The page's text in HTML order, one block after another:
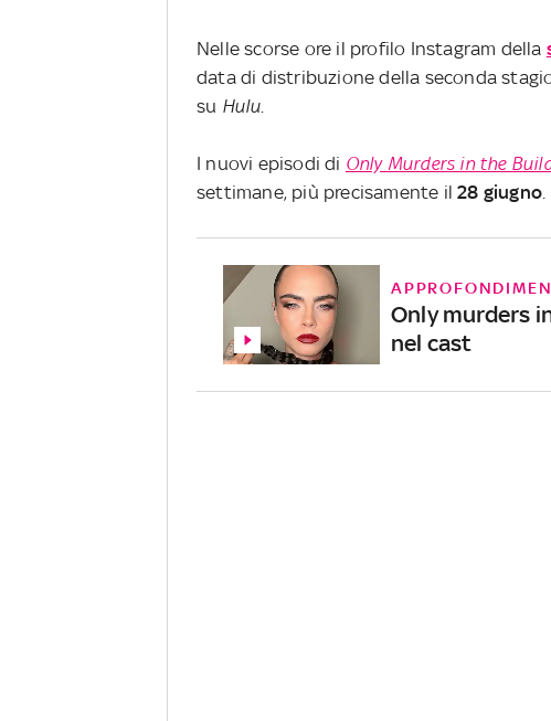
Nelle scorse ore il profilo Instagram della
data di distribuzione della seconda
su Hulu
I nuovi episodi di Only Murders in the
settimane, più precisamente il28 giugno
Only murders
nel cast